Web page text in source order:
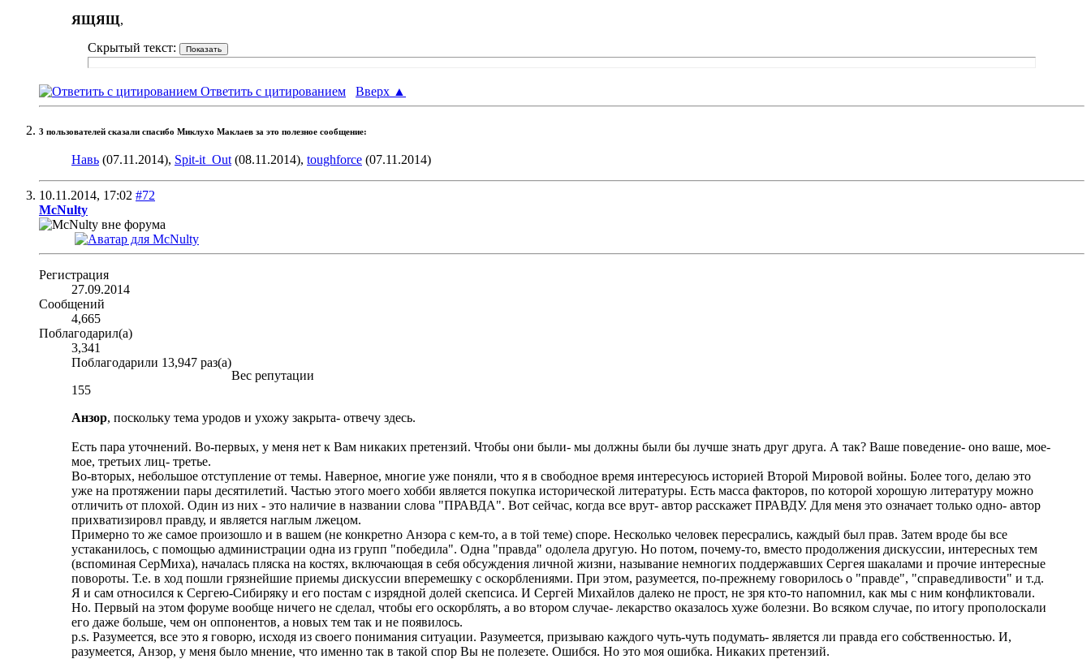
ЯЩЯЩ,
Скрытый текст:
Ответить с цитированием Вверх ▲
3 пользователей сказали cпасибо Миклухо Маклаев за это полезное сообщение:
Навь (07.11.2014), Spit-it_Out (08.11.2014), toughforce (07.11.2014)
10.11.2014, 17:02 #72
McNulty
Регистрация
27.09.2014
Сообщений
4,665
Поблагодарил(а)
3,341
Поблагодарили 13,947 раз(а)
Вес репутации
155
Анзор, поскольку тема уродов и ухожу закрыта- отвечу здесь.
Есть пара уточнений. Во-первых, у меня нет к Вам никаких претензий. Чтобы они были- мы должны были бы лучше знать друг друга. А так? Ваше поведение- оно ваше, мое-
мое, третьих лиц- третье.
Во-вторых, небольшое отступление от темы. Наверное, многие уже поняли, что я в свободное время интересуюсь историей Второй Мировой войны. Более того, делаю это
уже на протяжении пары десятилетий. Частью этого моего хобби является покупка исторической литературы. Есть масса факторов, по которой хорошую литературу можно
отличить от плохой. Один из них - это наличие в названии слова "ПРАВДА". Вот сейчас, когда все врут- автор расскажет ПРАВДУ. Для меня это означает только одно- автор
прихватизировл правду, и является наглым лжецом.
Примерно то же самое произошло и в вашем (не конкретно Анзора с кем-то, а в той теме) споре. Несколько человек пересрались, каждый был прав. Затем вроде бы все
устаканилось, с помощью администрации одна из групп "победила". Одна "правда" одолела другую. Но потом, почему-то, вместо продолжения дискуссии, интересных тем
(вспоминая СерМиха), началась пляска на костях, включающая в себя обсуждения личной жизни, называние немногих поддержавших Сергея шакалами и прочие интересные
повороты. Т.е. в ход пошли грязнейшие приемы дискуссии вперемешку с оскорблениями. При этом, разумеется, по-прежнему говорилось о "правде", "справедливости" и т.д.
Я и сам относился к Сергею-Сибиряку и его постам с изрядной долей скепсиса. И Сергей Михайлов далеко не прост, не зря кто-то напомнил, как мы с ним конфликтовали.
Но. Первый на этом форуме вообще ничего не сделал, чтобы его оскорблять, а во втором случае- лекарство оказалось хуже болезни. Во всяком случае, по итогу прополоскали
его даже больше, чем он оппонентов, а новых тем так и не появилось.
p.s. Разумеется, все это я говорю, исходя из своего понимания ситуации. Разумеется, призываю каждого чуть-чуть подумать- является ли правда его собственностью. И,
разумеется, Анзор, у меня было мнение, что именно так в такой спор Вы не полезете. Ошибся. Но это моя ошибка. Никаких претензий.